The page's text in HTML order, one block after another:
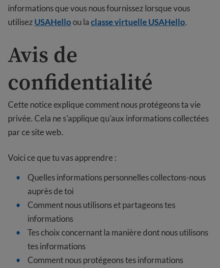
informations que vous nous fournissez lorsque vous
utilisezUSAHelloou laclasse virtuelle USAHello.
Avis de
confidentialité
Cette notice explique comment nous protégeons ta vie
privée. Cela ne s'applique qu'aux informations collectées
par ce site web.
Voici ce que tu vas apprendre :
Quelles informations personnelles collectons-nous
auprès de toi
Comment nous utilisons et partageons tes
informations
Tes choix concernant la manière dont nous utilisons
tes informations
Comment nous protégeons tes informations